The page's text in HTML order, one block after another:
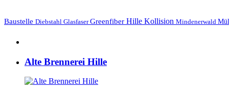
Baustelle Diebstahl GlasfaserGreenfiber Hille Kollision Mindenerwald
Alte Brennerei Hille